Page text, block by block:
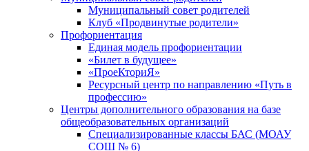
Муниципальный совет родителей
Клуб «Продвинутые родители»
Профориентация
Единая модель профориентации
«Билет в будущее»
«ПроеКториЯ»
Ресурсный центр по направлению «Путь в
профессию»
Центры дополнительного образования на базе
общеобразовательных организаций
Специализированные классы БАС (МОАУ
СОШ № 6)